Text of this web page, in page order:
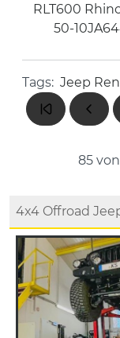
RLT600
50-
Tags: Jeep
85
4x4 Offroad